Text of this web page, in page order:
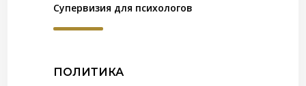
Супервизия для психологов
ПОЛИТИКА